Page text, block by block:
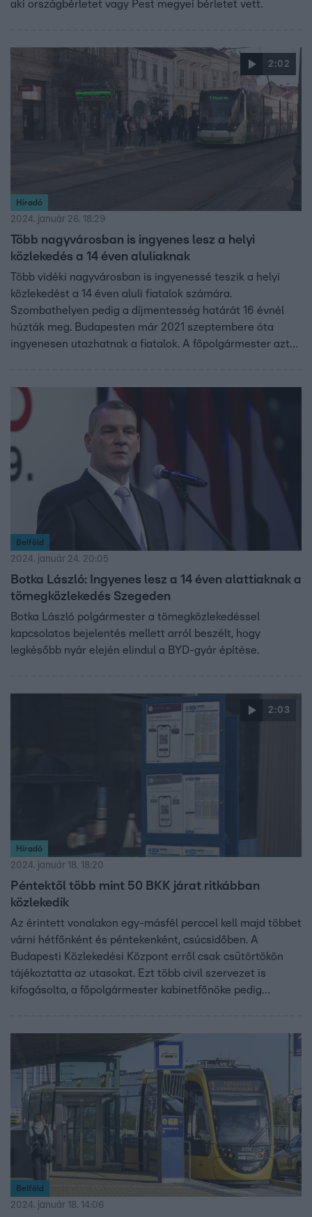
aki országbérletet vagy Pest megyei bérletet vett.
2:02
Híradó
2024. január 26. 18:29
Több nagyvárosban is ingyenes lesz a helyi
közlekedés a 14 éven aluliaknak
Több vidéki nagyvárosban is ingyenessé teszik a helyi
közlekedést a 14 éven aluli fiatalok számára.
Szombathelyen pedig a díjmentesség határát 16 évnél
húzták meg. Budapesten már 2021 szeptembere óta
ingyenesen utazhatnak a fiatalok. A főpolgármester azt
bérletet.
Belföld
2024. január 24. 20:05
Botka László: Ingyenes lesz a 14 éven alattiaknak a
tömegközlekedés Szegeden
Botka László polgármester a tömegközlekedéssel
kapcsolatos bejelentés mellett arról beszélt, hogy
legkésőbb nyár elején elindul a BYD-gyár építése.
2:03
Híradó
2024. január 18. 18:20
Péntektől több mint 50 BKK járat ritkábban
közlekedik
Az érintett vonalakon egy-másfél perccel kell majd többet
várni hétfőnként és péntekenként, csúcsidőben. A
Budapesti Közlekedési Központ erről csak csütörtökön
tájékoztatta az utasokat. Ezt több civil szervezet is
kifogásolta, a főpolgármester kabinetfőnöke pedig
Belföld
2024. január 18. 14:06